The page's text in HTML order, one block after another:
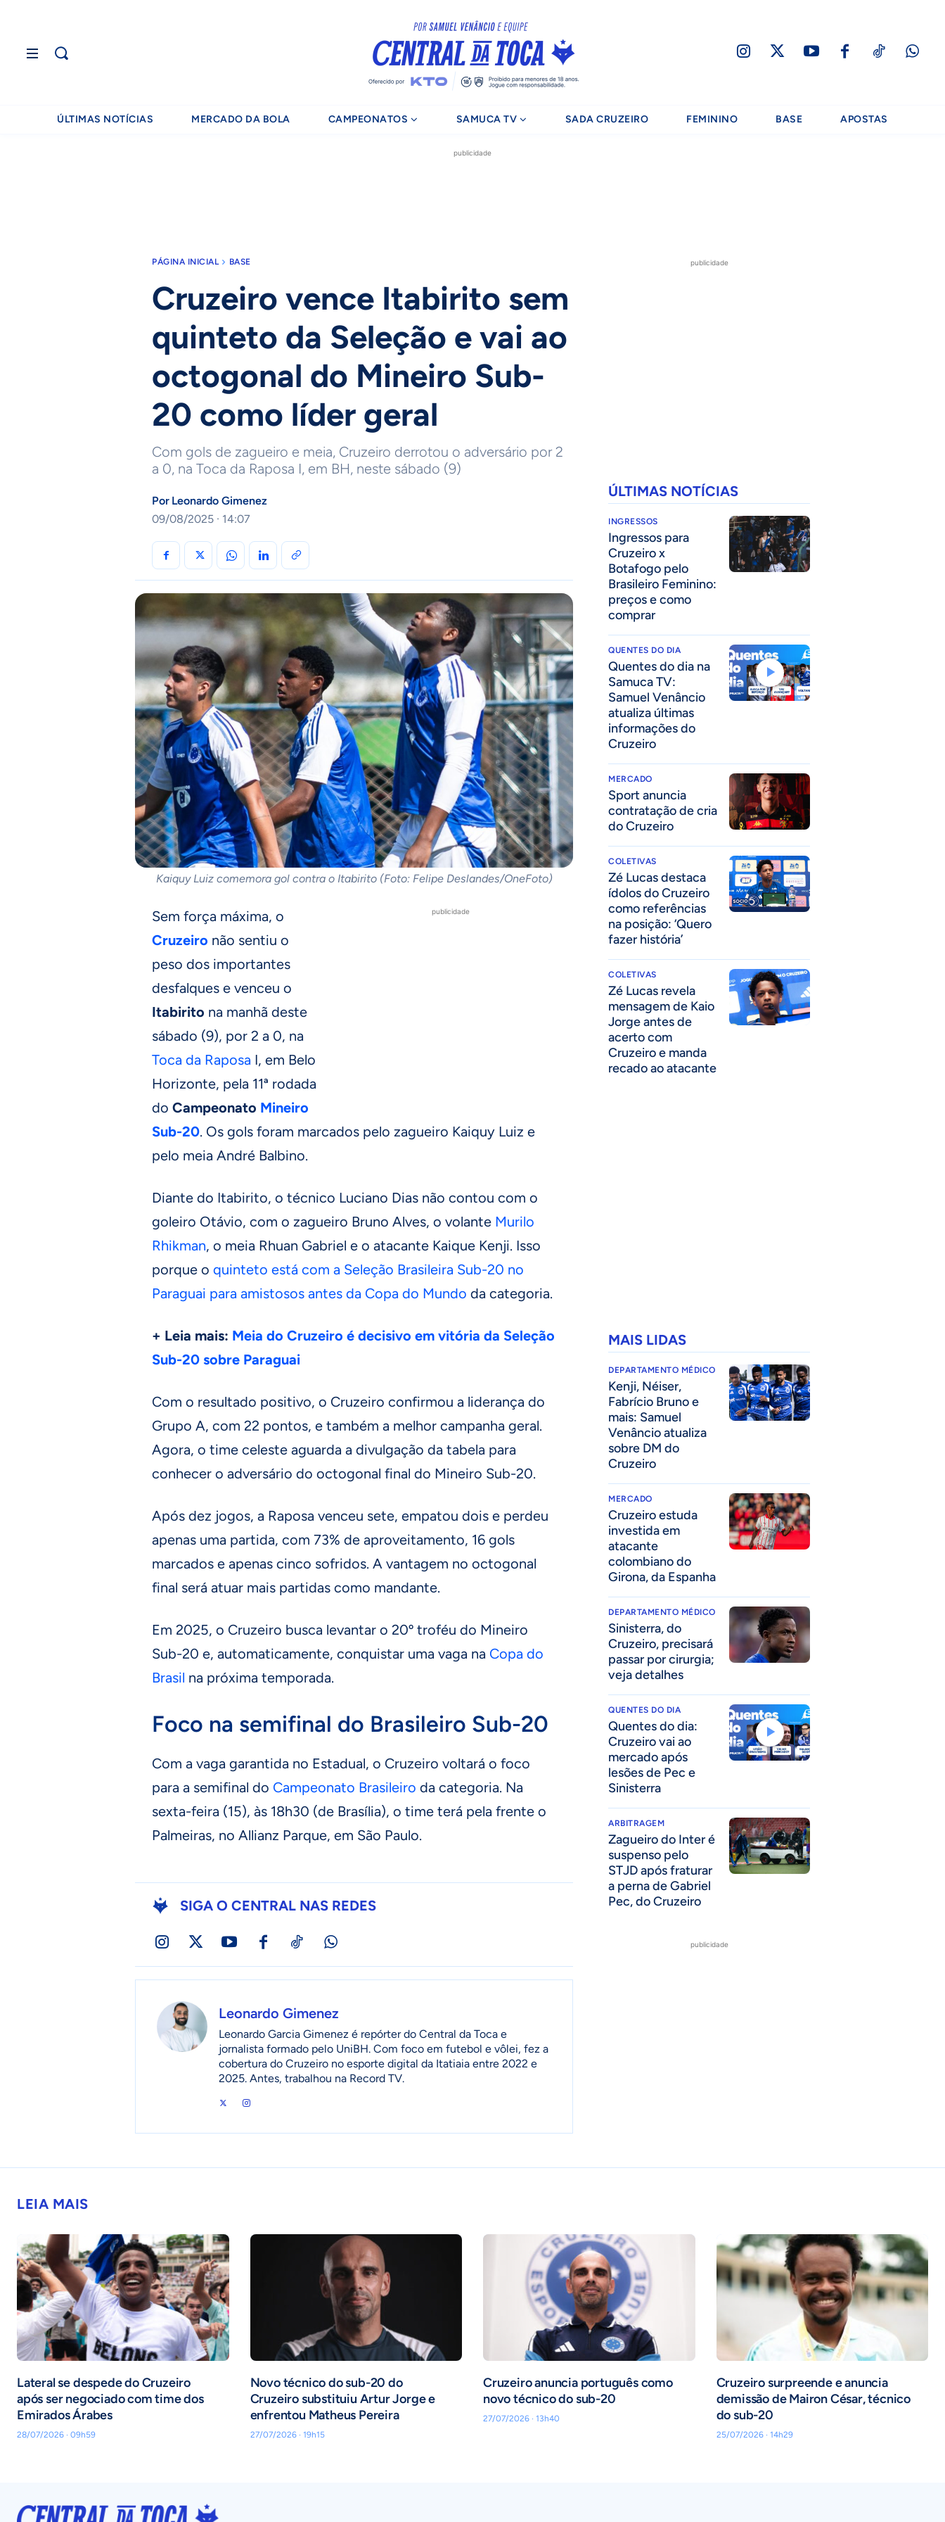
ÚLTIMAS NOTÍCIAS MERCADO DA BOLA CAMPEONATOS SAMUCA TV SADA CRUZEIRO FEMININO BASE APOSTAS
publicidade
PÁGINA INICIAL BASE
Cruzeiro vence Itabirito sem
quinteto da Seleção e vai ao
octogonal do Mineiro Sub-
20 como líder geral
Com gols de zagueiro e meia, Cruzeiro derrotou o adversário por 2
a 0, na Toca da Raposa I, em BH, neste sábado (9)
Por Leonardo Gimenez
09/08/2025 · 14:07
Kaiquy Luiz comemora gol contra o Itabirito (Foto: Felipe Deslandes/OneFoto)
publicidade
Sem força máxima, o
Cruzeiro não sentiu o
peso dos importantes
desfalques e venceu o
Itabirito na manhã deste
sábado (9), por 2 a 0, na
Toca da Raposa I, em Belo
Horizonte, pela 11ª rodada
do Campeonato Mineiro
Sub-20. Os gols foram marcados pelo zagueiro Kaiquy Luiz e
pelo meia André Balbino.
Diante do Itabirito, o técnico Luciano Dias não contou com o
goleiro Otávio, com o zagueiro Bruno Alves, o volante Murilo
Rhikman, o meia Rhuan Gabriel e o atacante Kaique Kenji. Isso
porque o quinteto está com a Seleção Brasileira Sub-20 no
Paraguai para amistosos antes da Copa do Mundo da categoria.
+ Leia mais: Meia do Cruzeiro é decisivo em vitória da Seleção
Sub-20 sobre Paraguai
Com o resultado positivo, o Cruzeiro confirmou a liderança do
Grupo A, com 22 pontos, e também a melhor campanha geral.
Agora, o time celeste aguarda a divulgação da tabela para
conhecer o adversário do octogonal final do Mineiro Sub-20.
Após dez jogos, a Raposa venceu sete, empatou dois e perdeu
apenas uma partida, com 73% de aproveitamento, 16 gols
marcados e apenas cinco sofridos. A vantagem no octogonal
final será atuar mais partidas como mandante.
Em 2025, o Cruzeiro busca levantar o 20º troféu do Mineiro
Sub-20 e, automaticamente, conquistar uma vaga na Copa do
Brasil na próxima temporada.
Foco na semifinal do Brasileiro Sub-20
Com a vaga garantida no Estadual, o Cruzeiro voltará o foco
para a semifinal do Campeonato Brasileiro da categoria. Na
sexta-feira (15), às 18h30 (de Brasília), o time terá pela frente o
Palmeiras, no Allianz Parque, em São Paulo.
SIGA O CENTRAL NAS REDES
Leonardo Gimenez
Leonardo Garcia Gimenez é repórter do Central da Toca e
jornalista formado pelo UniBH. Com foco em futebol e vôlei, fez a
cobertura do Cruzeiro no esporte digital da Itatiaia entre 2022 e
2025. Antes, trabalhou na Record TV.
publicidade
ÚLTIMAS NOTÍCIAS
INGRESSOS
Ingressos para
Cruzeiro x
Botafogo pelo
Brasileiro Feminino:
preços e como
comprar
QUENTES DO DIA
Quentes do dia na
Samuca TV:
Samuel Venâncio
atualiza últimas
informações do
Cruzeiro
MERCADO
Sport anuncia
contratação de cria
do Cruzeiro
COLETIVAS
Zé Lucas destaca
ídolos do Cruzeiro
como referências
na posição: ‘Quero
fazer história’
COLETIVAS
Zé Lucas revela
mensagem de Kaio
Jorge antes de
acerto com
Cruzeiro e manda
recado ao atacante
MAIS LIDAS
DEPARTAMENTO MÉDICO
Kenji, Néiser,
Fabrício Bruno e
mais: Samuel
Venâncio atualiza
sobre DM do
Cruzeiro
MERCADO
Cruzeiro estuda
investida em
atacante
colombiano do
Girona, da Espanha
DEPARTAMENTO MÉDICO
Sinisterra, do
Cruzeiro, precisará
passar por cirurgia;
veja detalhes
QUENTES DO DIA
Quentes do dia:
Cruzeiro vai ao
mercado após
lesões de Pec e
Sinisterra
ARBITRAGEM
Zagueiro do Inter é
suspenso pelo
STJD após fraturar
a perna de Gabriel
Pec, do Cruzeiro
publicidade
LEIA MAIS
Lateral se despede do Cruzeiro
após ser negociado com time dos
Emirados Árabes
28/07/2026 · 09h59
Novo técnico do sub-20 do
Cruzeiro substituiu Artur Jorge e
enfrentou Matheus Pereira
27/07/2026 · 19h15
Cruzeiro anuncia português como
novo técnico do sub-20
27/07/2026 · 13h40
Cruzeiro surpreende e anuncia
demissão de Mairon César, técnico
do sub-20
25/07/2026 · 14h29